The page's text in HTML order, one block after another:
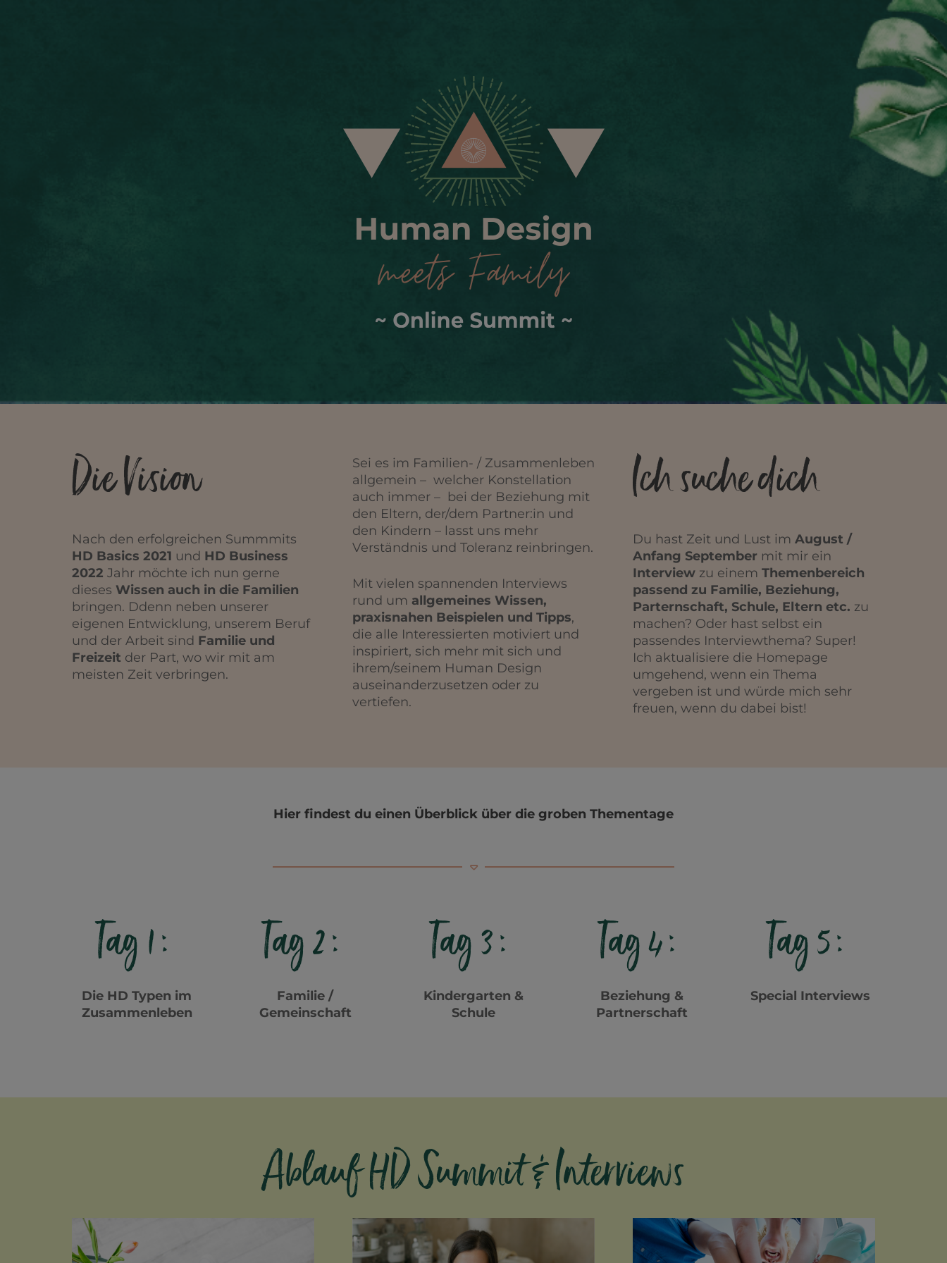
Die Vision
Nach den erfolgreichen Summmits
HD Basics 2021 und HD Business
2022 Jahr möchte ich nun gerne
dieses Wissen auch in die Familien
bringen. Ddenn neben unserer
eigenen Entwicklung, unserem Beruf
und der Arbeit sind Familie und
Freizeit der Part, wo wir mit am
meisten Zeit verbringen.
Sei es im Familien- / Zusammenleben
allgemein – welcher Konstellation
auch immer – bei der Beziehung mit
den Eltern, der/dem Partner:in und
den Kindern – lasst uns mehr
Verständnis und Toleranz reinbringen.
Mit vielen spannenden Interviews
rund um allgemeines Wissen,
praxisnahen Beispielen und Tipps,
die alle Interessierten motiviert und
inspiriert, sich mehr mit sich und
ihrem/seinem Human Design
auseinanderzusetzen oder zu
vertiefen.
Ich suche dich
Du hast Zeit und Lust im August /
Anfang September mit mir ein
Interview zu einem Themenbereich
passend zu Familie, Beziehung,
Parternschaft, Schule, Eltern etc. zu
machen? Oder hast selbst ein
passendes Interviewthema? Super!
Ich aktualisiere die Homepage
umgehend, wenn ein Thema
vergeben ist und würde mich sehr
freuen, wenn du dabei bist!
Hier findest du einen Überblick über die groben Thementage
Tag 1:
Die HD Typen im
Zusammenleben
Tag 2:
Familie /
Gemeinschaft
Tag 3:
Kindergarten &
Schule
Tag 4:
Beziehung &
Partnerschaft
Tag 5:
Special Interviews
Ablauf HD Summit & Interviews